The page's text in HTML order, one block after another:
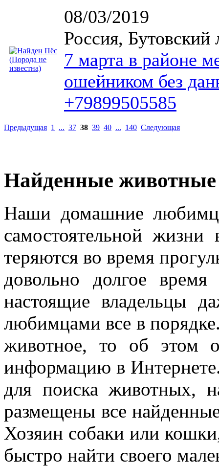
08/03/2019
Россия, Бутовский
7 марта в районе
ошейником без
+79899505585
Предыдущая 1 ... 37 38 39 40 ... 140 Следующая
Найденные животные
Наши домашние
самостоятельной
теряются во время
довольно долгое
настоящие владельцы
любимцами все в
животное, то об этом
информацию в
для поиска животных,
размещены все
Хозяин собаки или
быстро найти своего